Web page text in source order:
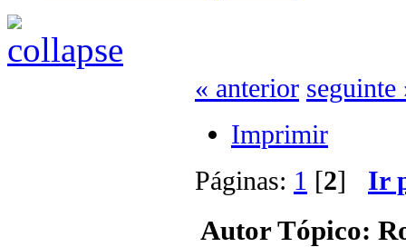
« anterior seguinte
Imprimir
Páginas: 1 [2] Ir
AutorTópico: